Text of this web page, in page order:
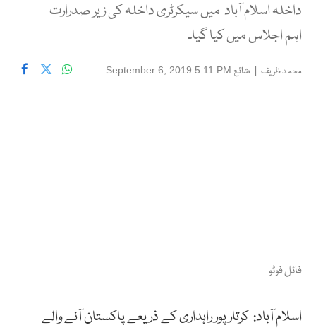
داخلہ اسلام آباد میں سیکرٹری داخلہ کی زیر صدرارت
اہم اجلاس میں کیا گیا۔
محمد ظریف | شائع September 6, 2019 5:11 PM
فائل فوٹو
اسلام آباد: کرتار پور راہداری کے ذریعے پاکستان آنے والے